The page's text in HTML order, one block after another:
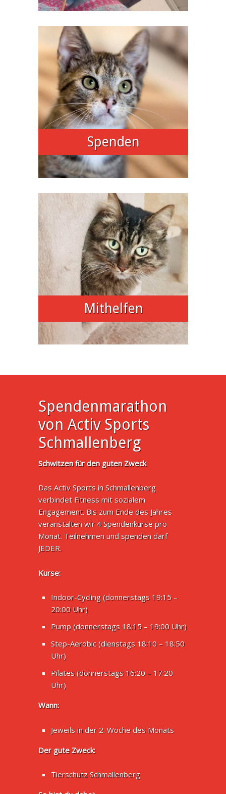
Spenden
Mithelfen
Spendenmarathon
von Activ Sports
Schmallenberg
Schwitzen für den guten Zweck
Das Activ Sports in Schmallenberg
verbindet Fitness mit sozialem
Engagement. Bis zum Ende des Jahres
veranstalten wir 4 Spendenkurse pro
Monat. Teilnehmen und spenden darf
JEDER.
Kurse:
Indoor-Cycling (donnerstags 19:15 –
20:00 Uhr)
Pump (donnerstags 18:15 – 19:00 Uhr)
Step-Aerobic (dienstags 18:10 – 18:50
Uhr)
Pilates (donnerstags 16:20 – 17:20
Uhr)
Wann:
Jeweils in der 2. Woche des Monats
Der gute Zweck:
Tierschutz Schmallenberg